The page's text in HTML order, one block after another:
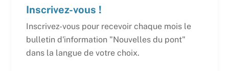
Inscrivez-vous !
Inscrivez-vous pour recevoir chaque mois le
bulletin d'information "Nouvelles du pont"
dans la langue de votre choix.